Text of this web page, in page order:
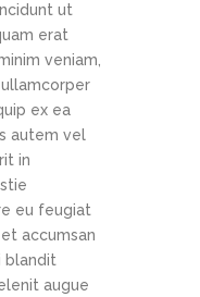
ut
erat
veniam,
ex ea
autem vel
in
eu feugiat
accumsan
blandit
augue